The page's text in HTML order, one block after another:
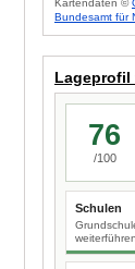
Kartendaten ©
Bundesamt für
Lageprofil
76
/100
Schulen